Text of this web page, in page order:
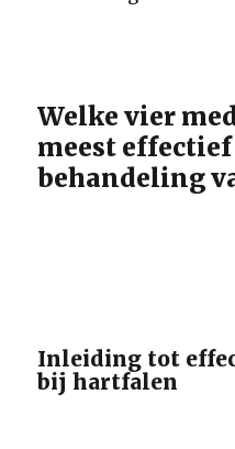
Welke vier
meest
behandeling
Inleiding tot
bij hartfalen